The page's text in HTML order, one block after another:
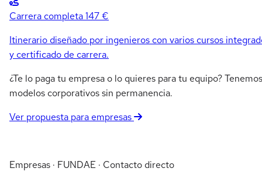
Carrera completa147 €
Itinerario diseñado por ingenieros con varios cursos
y certificado de carrera.
¿Te lo paga tu empresa o lo quieres para tu equipo? Tenemos
modelos corporativos sin permanencia.
Ver propuesta para empresas
Empresas · FUNDAE · Contacto directo